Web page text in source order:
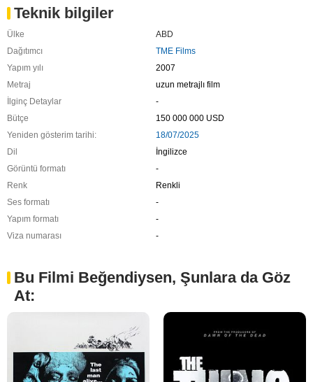
Teknik bilgiler
Ülke
ABD
Dağıtımcı
TME Films
Yapım yılı
2007
Metraj
uzun metrajlı film
İlginç Detaylar
-
Bütçe
150 000 000 USD
Yeniden gösterim tarihi:
18/07/2025
Dil
İngilizce
Görüntü formatı
-
Renk
Renkli
Ses formatı
-
Yapım formatı
-
Viza numarası
-
Bu Filmi Beğendiysen, Şunlara da Göz
At: